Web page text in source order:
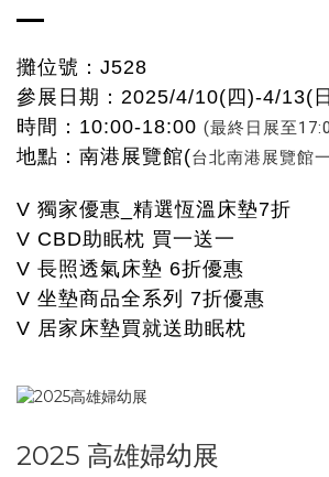
攤位號：J528
參展日期：2025/4/10(四)-4/13(
時間：10:00-18:00 (最終日展至
地點：南港展覽館(台北南港展覽館
V 獨家優惠_精選恆溫床墊7折
V CBD助眠枕 買一送一
V 長照透氣床墊 6折優惠
V 坐墊商品全系列 7折優惠
V 居家床墊買就送助眠枕
2025 高雄婦幼展